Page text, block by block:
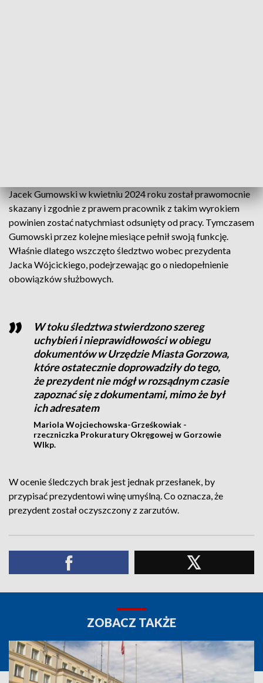
Jacek Gumowski w kwietniu 2024 roku został prawomocnie
skazany i zgodnie z prawem pracownik z takim wyrokiem
powinien zostać natychmiast odsunięty od pracy. Tymczasem
Gumowski przez kolejne miesiące pełnił swoją funkcję.
Właśnie dlatego wszczęto śledztwo wobec prezydenta
Jacka Wójcickiego, podejrzewając go o niedopełnienie
obowiązków służbowych.
W toku śledztwa stwierdzono szereg
uchybień i nieprawidłowości w obiegu
dokumentów w Urzędzie Miasta Gorzowa,
które ostatecznie doprowadziły do tego,
że prezydent nie mógł w rozsądnym czasie
zapoznać się z dokumentami, mimo że był
ich adresatem
Mariola Wojciechowska-Grześkowiak -
rzeczniczka Prokuratury Okręgowej w Gorzowie
Wlkp.
W ocenie śledczych brak jest jednak przesłanek, by
przypisać prezydentowi winę umyślną. Co oznacza, że
prezydent został oczyszczony z zarzutów.
ZOBACZ TAKŻE